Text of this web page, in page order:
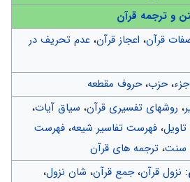
و ترجمه قرآن
قرآن، اعجاز قرآن، عدم تحریف در
جزء،حزب،حروف مقطعه
، روشهای تفسیری قرآن، سیاق آیات،
تاویل، فهرست تفاسیر شیعه، فهرست
سنت، ترجمه های قرآن
: نزول قرآن،جمع قرآن، شان نزول،